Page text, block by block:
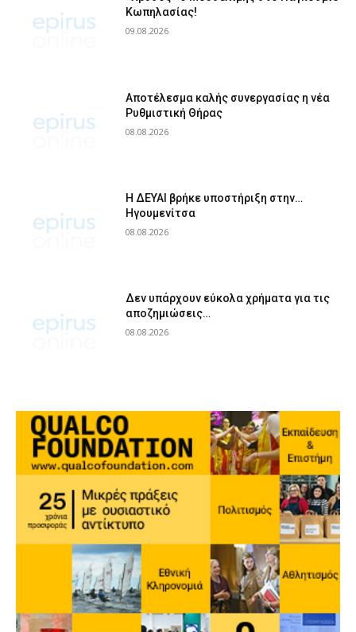
Κωπηλασίας!
09.08.2026
Αποτέλεσμα καλής συνεργασίας η νέα
Ρυθμιστική Θήρας
08.08.2026
Η ΔΕΥΑΙ βρήκε υποστήριξη στην…
Ηγουμενίτσα
08.08.2026
Δεν υπάρχουν εύκολα χρήματα για τις
αποζημιώσεις…
08.08.2026